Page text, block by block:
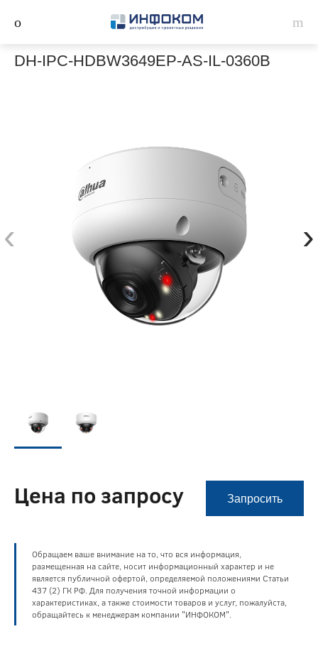
DH-IPC-HDBW3649EP-AS-IL-0360B
‹ ›
Цена по запросу Запросить
Обращаем ваше внимание на то, что вся информация,
размещенная на сайте, носит информационный характер и не
является публичной офертой, определяемой положениями Статьи
437 (2) ГК РФ. Для получения точной информации о
характеристиках, а также стоимости товаров и услуг, пожалуйста,
обращайтесь к менеджерам компании "ИНФОКОМ".